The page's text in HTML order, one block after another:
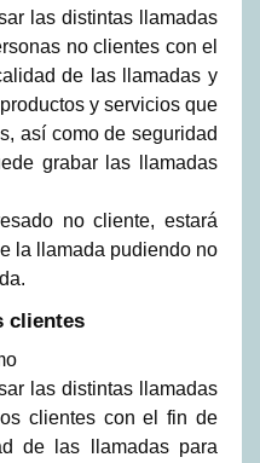
las distintas llamadas
no clientes con el
de las llamadas y
y servicios que
así como de seguridad
grabar las llamadas
no cliente, estará
la llamada pudiendo no
clientes
las distintas llamadas
clientes con el fin de
de las llamadas para